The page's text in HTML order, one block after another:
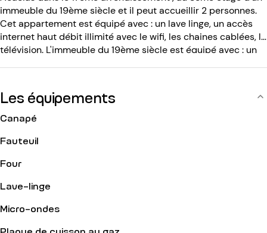
immeuble du 19ème siècle et il peut accueillir 2 personnes.
Cet appartement est équipé avec : un lave linge, un accès
internet haut débit illimité avec le wifi, les chaines cablées, la
télévision. L'immeuble du 19ème siècle est équipé avec : un
Les équipements
Canapé
Fauteuil
Four
Lave-linge
Micro-ondes
Plaque de cuisson au gaz